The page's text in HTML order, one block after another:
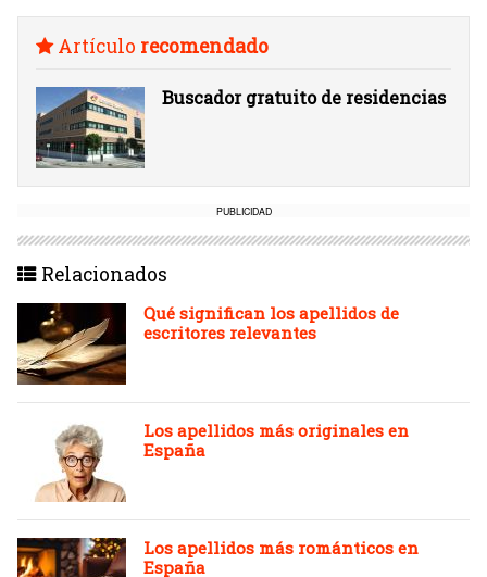
Artículo recomendado
Buscador gratuito de residencias
PUBLICIDAD
Relacionados
Qué significan los apellidos de
escritores relevantes
Los apellidos más originales en
España
Los apellidos más románticos en
España